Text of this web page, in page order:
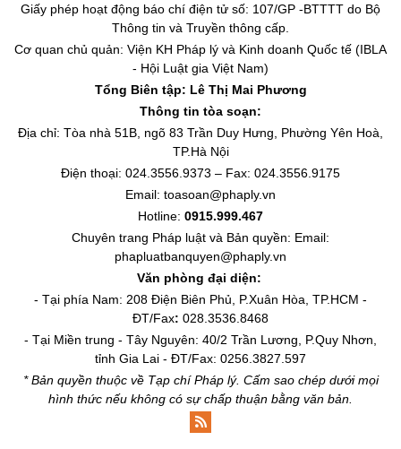
Giấy phép hoạt động báo chí điện tử số: 107/GP -BTTTT do Bộ
Thông tin và Truyền thông cấp.
Cơ quan chủ quản: Viện KH Pháp lý và Kinh doanh Quốc tế (IBLA
- Hội Luật gia Việt Nam)
Tổng Biên tập: Lê Thị Mai Phương
Thông tin tòa soạn:
Địa chỉ: Tòa nhà 51B, ngõ 83 Trần Duy Hưng, Phường Yên Hoà,
TP.Hà Nội
Điện thoại: 024.3556.9373 – Fax: 024.3556.9175
Email: toasoan@phaply.vn
Hotline: 0915.999.467
Chuyên trang Pháp luật và Bản quyền: Email:
phapluatbanquyen@phaply.vn
Văn phòng đại diện:
- Tại phía Nam: 208 Điện Biên Phủ, P.Xuân Hòa, TP.HCM -
ĐT/Fax: 028.3536.8468
- Tại Miền trung - Tây Nguyên: 40/2 Trần Lương, P.Quy Nhơn,
tỉnh Gia Lai - ĐT/Fax: 0256.3827.597
* Bản quyền thuộc về Tạp chí Pháp lý. Cấm sao chép dưới mọi
hình thức nếu không có sự chấp thuận bằng văn bản.